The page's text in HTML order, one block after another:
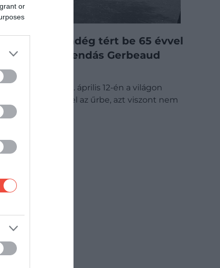
or
Meglepő vendég tért be 65 évvel
ezelőtt a legendás Gerbeaud
Cukrászdába
Jurij Gagarin 1961. április 12-én a világon
elsőként jutott fel az űrbe, azt viszont nem
mindenki…